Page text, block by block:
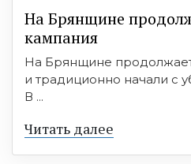
На Брянщине
кампания
На Брянщине
и традиционно начали с
В ...
Читать далее